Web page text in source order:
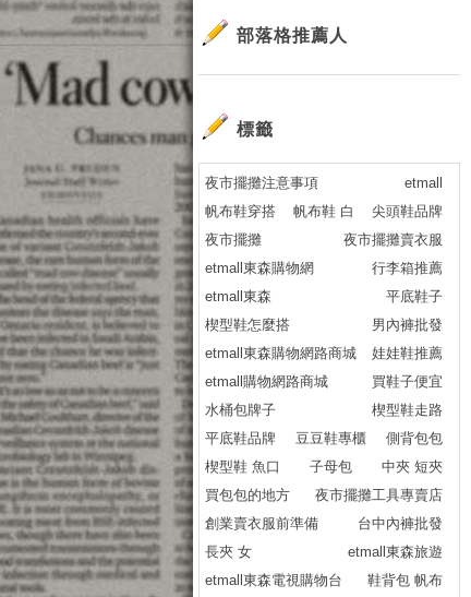
部落格推薦人
標籤
夜市擺攤注意事項
etmall
帆布鞋穿搭
帆布鞋 白
尖頭鞋品牌
夜市擺攤
夜市擺攤賣衣服
etmall東森購物網
行李箱推薦
etmall東森
平底鞋子
楔型鞋怎麼搭
男內褲批發
etmall東森購物網路商城
娃娃鞋推薦
etmall購物網路商城
買鞋子便宜
水桶包牌子
楔型鞋走路
平底鞋品牌
豆豆鞋專櫃
側背包包
楔型鞋 魚口
子母包
中夾 短夾
買包包的地方
夜市擺攤工具專賣店
創業賣衣服前準備
台中內褲批發
長夾 女
etmall東森旅遊
etmall東森電視購物台
鞋背包 帆布